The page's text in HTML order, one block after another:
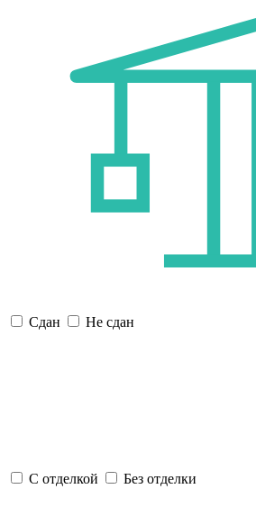
Сдан Не сдан
С отделкой Без отделки